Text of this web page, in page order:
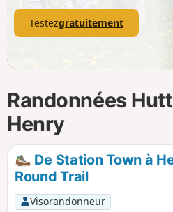
Testezgratuitement
Randonnées
Henry
De Station Town à
Round Trail
Visorandonneur